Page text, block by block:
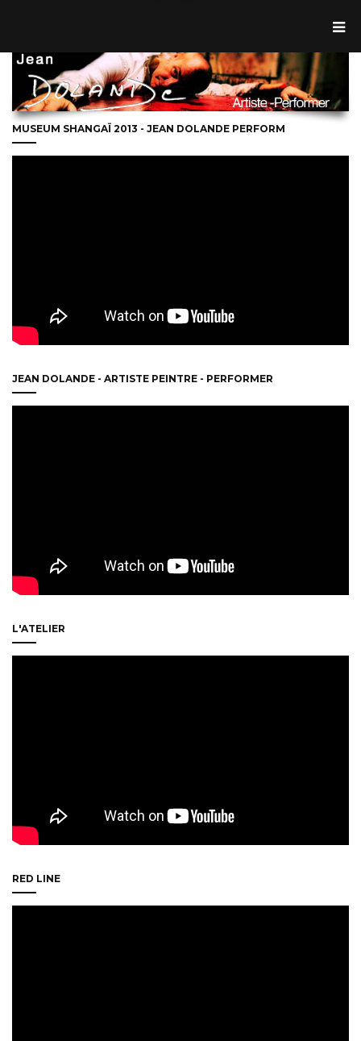
MUSEUM SHANGAÏ 2013 - JEAN DOLANDE PERFORM
JEAN DOLANDE - ARTISTE PEINTRE - PERFORMER
L'ATELIER
RED LINE